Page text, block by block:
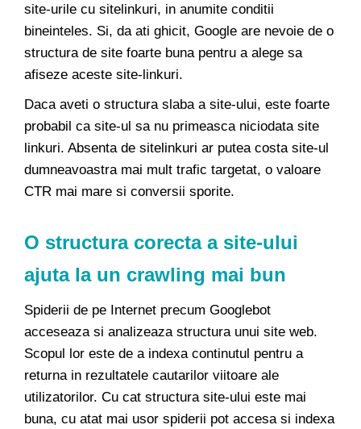
site-urile cu sitelinkuri, in anumite conditii
bineinteles. Si, da ati ghicit, Google are nevoie de o
structura de site foarte buna pentru a alege sa
afiseze aceste site-linkuri.
Daca aveti o structura slaba a site-ului, este foarte
probabil ca site-ul sa nu primeasca niciodata site
linkuri. Absenta de sitelinkuri ar putea costa site-ul
dumneavoastra mai mult trafic targetat, o valoare
CTR mai mare si conversii sporite.
O structura corecta a site-ului
ajuta la un crawling mai bun
Spiderii de pe Internet precum Googlebot
acceseaza si analizeaza structura unui site web.
Scopul lor este de a indexa continutul pentru a
returna in rezultatele cautarilor viitoare ale
utilizatorilor. Cu cat structura site-ului este mai
buna, cu atat mai usor spiderii pot accesa si indexa